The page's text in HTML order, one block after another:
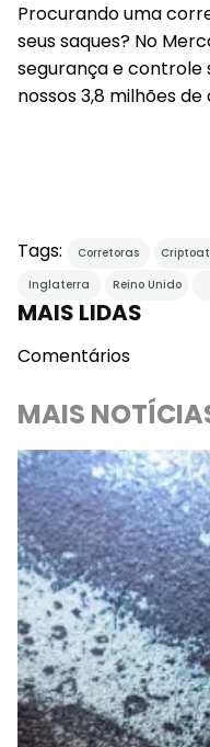
Procurando uma
seus saques? No
segurança e controle
nossos 3,8 milhões
Tags: Corretoras
Inglaterra
Reino Unido
MAIS LIDAS
Comentários
MAIS